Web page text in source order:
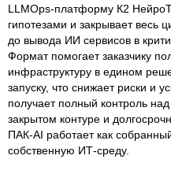
LLMOps-платформу К2
гипотезами и закрывает весь
до вывода ИИ сервисов в
Формат помогает заказчику
инфраструктуру в едином
запуску, что снижает риски и
получает полный контроль
закрытом контуре и
ПАК-AI работает как
собственную ИТ-среду.